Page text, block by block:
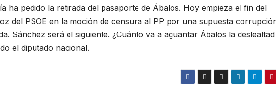
ha pedido la retirada del pasaporte de Ábalos. Hoy empieza el fin del
del PSOE en la moción de censura al PP por una supuesta
Sánchez será el siguiente. ¿Cuánto va a aguantar Ábalos la deslealtad
el diputado nacional.